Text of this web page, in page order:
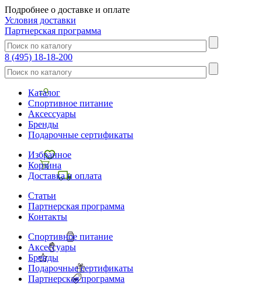
Подробнее о доставке и оплате
Условия доставки
Партнерская программа
8 (495) 18-18-200
Каталог
Спортивное питание
Аксессуары
Бренды
Подарочные сертификаты
Избранное
Корзина
Доставка и оплата
Статьи
Партнерская программа
Контакты
Спортивное питание
Аксессуары
Бренды
Подарочные сертификаты
Партнерская программа